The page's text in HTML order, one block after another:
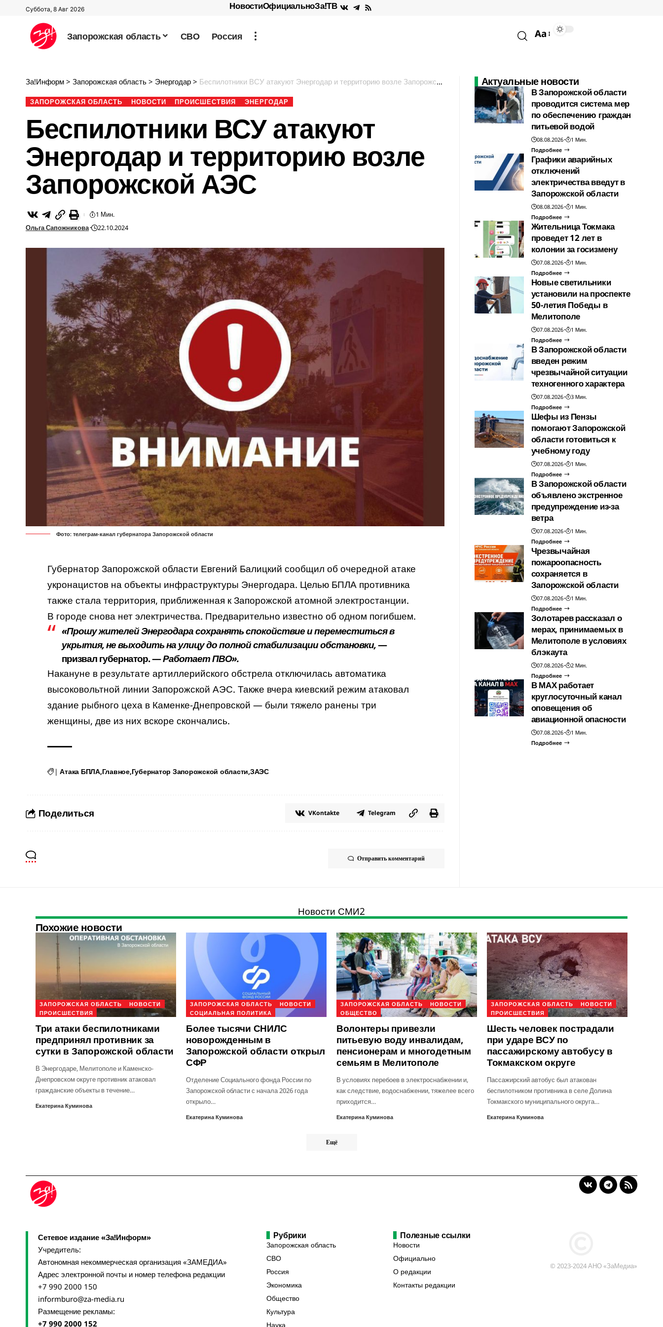
Суббота, 8 Авг 2026 НовостиОфициальноЗа!ТВ
Запорожская область СВО Россия Aa
За!Информ > Запорожская область > Энергодар > Беспилотники ВСУ атакуют Энергодар и территорию возле Запорожской АЭС
ЗАПОРОЖСКАЯ ОБЛАСТЬ НОВОСТИ ПРОИСШЕСТВИЯ ЭНЕРГОДАР
Беспилотники ВСУ атакуют
Энергодар и территорию возле
Запорожской АЭС
Ольга Сапожникова 22.10.2024
1 Мин.
Фото: телеграм-канал губернатора Запорожской области
Губернатор Запорожской области Евгений Балицкийсообщил об очередной атаке
укронацистов на объекты инфраструктуры Энергодара. Целью БПЛА противника
также стала территория, приближенная к Запорожской атомной электростанции.
В городе снова нет электричества. Предварительно известно об одном погибшем.
«Прошу жителей Энергодара сохранять спокойствие и переместиться в
укрытия, не выходить на улицу до полной стабилизации обстановки,—
призвал губернатор. —Работает ПВО».
Накануне в результате артиллерийскогообстрелаотключилась автоматика
высоковольтной линии Запорожской АЭС. Также вчера киевский режим атаковал
здание рыбного цеха в Каменке-Днепровской — были тяжело ранены три
женщины, две из них вскоре скончались.
| Атака БПЛА Главное Губернатор Запорожской области ЗАЭС
Поделиться VKontakte Telegram
Отправить комментарий
Актуальные новости
В Запорожской области
проводится система мер
по обеспечению граждан
питьевой водой
08.08.2026
1 Мин.
Подробнее
Графики аварийных
отключений
электричества введут в
Запорожской области
08.08.2026
1 Мин.
Подробнее
Жительница Токмака
проведет 12 лет в
колонии за госизмену
07.08.2026
1 Мин.
Подробнее
Новые светильники
установили на проспекте
50-летия Победы в
Мелитополе
07.08.2026
1 Мин.
Подробнее
В Запорожской области
введен режим
чрезвычайной ситуации
техногенного характера
07.08.2026
3 Мин.
Подробнее
Шефы из Пензы
помогают Запорожской
области готовиться к
учебному году
07.08.2026
1 Мин.
Подробнее
В Запорожской области
объявлено экстренное
предупреждение из-за
ветра
07.08.2026
1 Мин.
Подробнее
Чрезвычайная
пожароопасность
сохраняется в
Запорожской области
07.08.2026
1 Мин.
Подробнее
Золотарев рассказал о
мерах, принимаемых в
Мелитополе в условиях
блэкаута
07.08.2026
2 Мин.
Подробнее
В МАХ работает
круглосуточный канал
оповещения об
авиационной опасности
07.08.2026
1 Мин.
Подробнее
Новости СМИ2
Похожие новости
ЗАПОРОЖСКАЯ ОБЛАСТЬ
НОВОСТИ
ПРОИСШЕСТВИЯ
Три атаки беспилотниками
предпринял противник за
сутки в Запорожской области
В Энергодаре, Мелитополе и Каменско-
Днепровском округе противник атаковал
гражданские объекты в течение…
Екатерина Куминова
ЗАПОРОЖСКАЯ ОБЛАСТЬ
НОВОСТИ
СОЦИАЛЬНАЯ ПОЛИТИКА
Более тысячи СНИЛС
новорожденным в
Запорожской области открыл
СФР
Отделение Социального фонда России по
Запорожской области с начала 2026 года
открыло…
Екатерина Куминова
ЗАПОРОЖСКАЯ ОБЛАСТЬ
НОВОСТИ
ОБЩЕСТВО
Волонтеры привезли
питьевую воду инвалидам,
пенсионерам и многодетным
семьям в Мелитополе
В условиях перебоев в электроснабжении и,
как следствие, водоснабжении, тяжелее всего
приходится…
Екатерина Куминова
ЗАПОРОЖСКАЯ ОБЛАСТЬ
НОВОСТИ
ПРОИСШЕСТВИЯ
Шесть человек пострадали
при ударе ВСУ по
пассажирскому автобусу в
Токмакском округе
Пассажирский автобус был атакован
беспилотником противника в селе Долина
Токмакского муниципального округа…
Екатерина Куминова
Ещё
Сетевое издание «За!Информ»
Учредитель:
Автономная некоммерческая организация «ЗАМЕДИА»
Адрес электронной почты и номер телефона редакции
+7 990 2000 150
informburo@za-media.ru
Размещение рекламы:
+7 990 2000 152
Рубрики
Запорожская область
СВО
Россия
Экономика
Общество
Культура
Наука
Полезные ссылки
Новости
Официально
О редакции
Контакты редакции
© 2023-2024 АНО «ЗаМедиа»